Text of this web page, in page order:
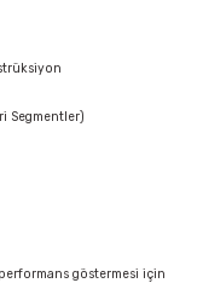
Segmentler)
göstermesi için